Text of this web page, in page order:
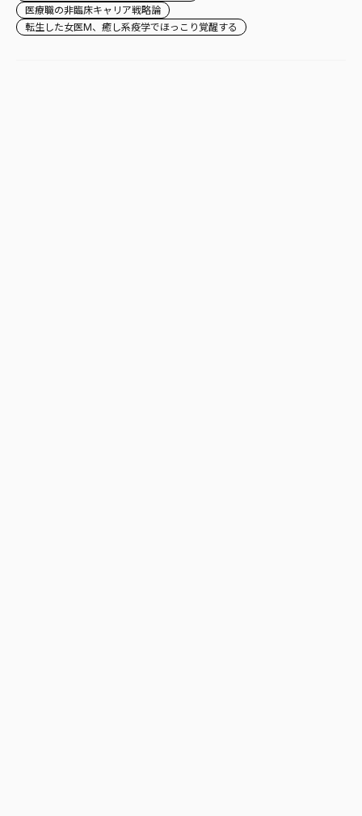
医療職の非臨床キャリア戦略論
転生した女医M、癒し系疫学でほっこり覚醒する